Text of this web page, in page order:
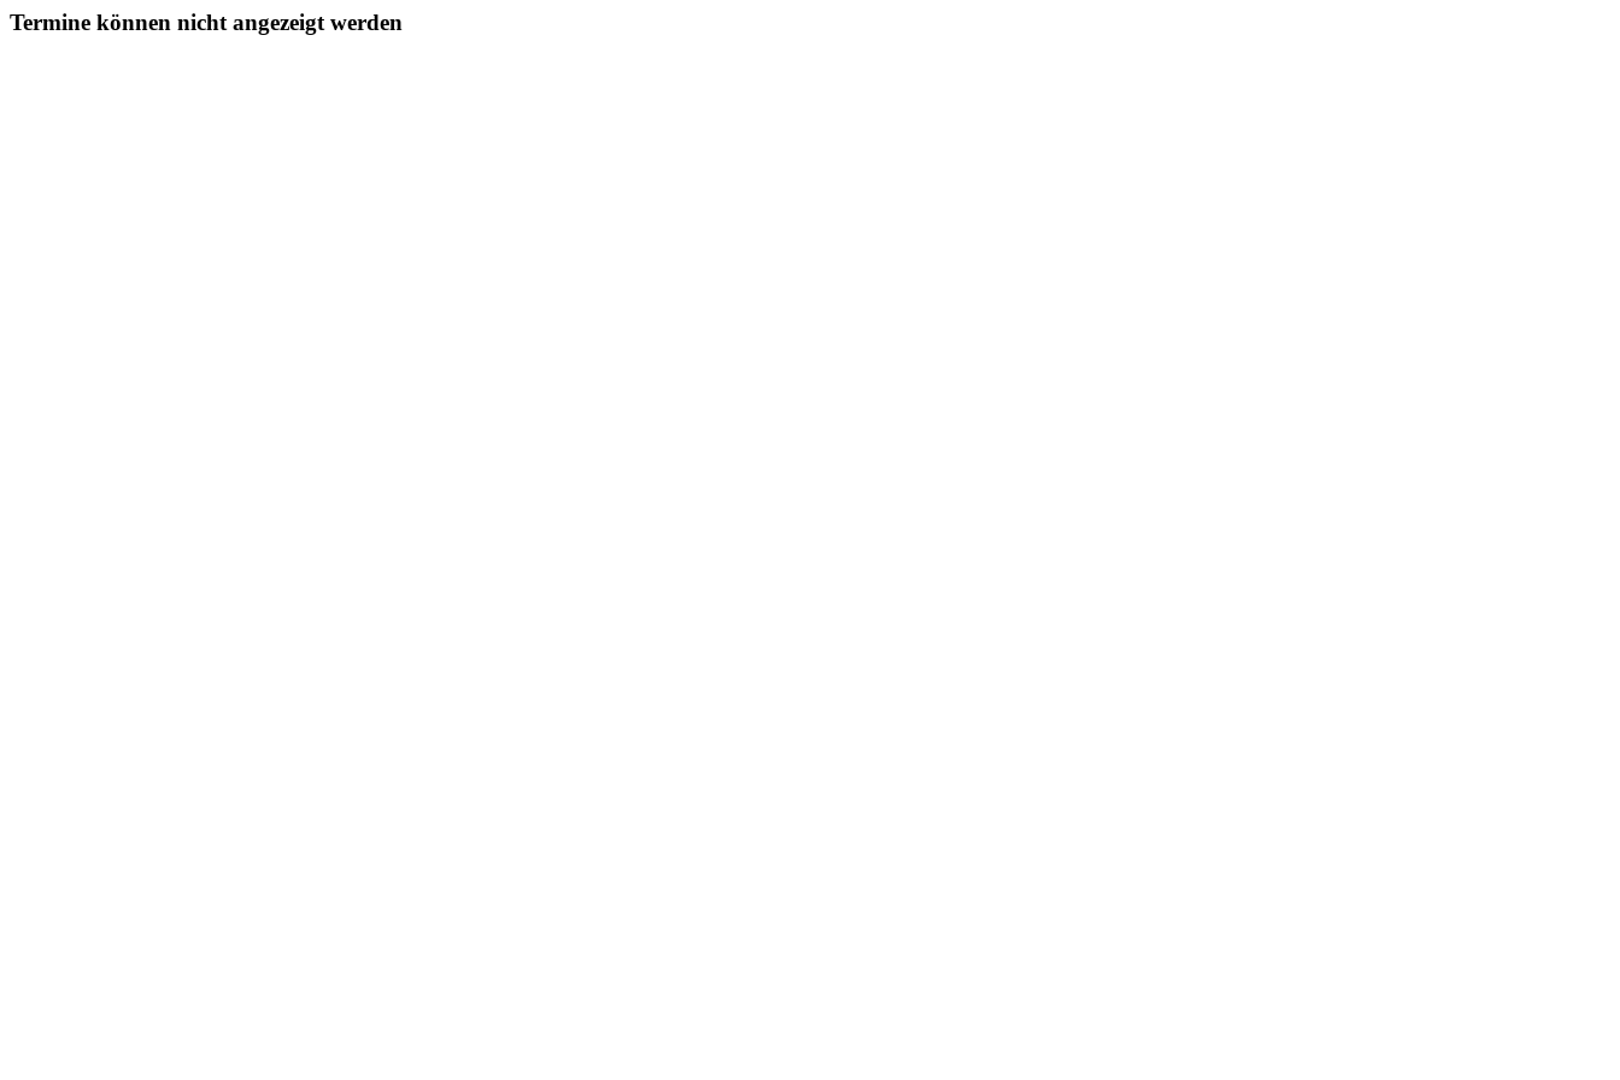
Termine können nicht angezeigt werden